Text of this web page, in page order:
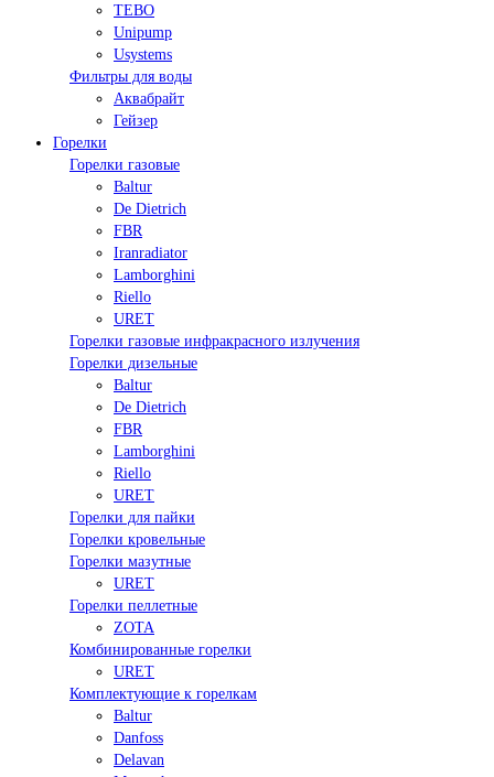
TEBO
Unipump
Usystems
Фильтры для воды
Аквабрайт
Гейзер
Горелки
Горелки газовые
Baltur
De Dietrich
FBR
Iranradiator
Lamborghini
Riello
URET
Горелки газовые инфракрасного излучения
Горелки дизельные
Baltur
De Dietrich
FBR
Lamborghini
Riello
URET
Горелки для пайки
Горелки кровельные
Горелки мазутные
URET
Горелки пеллетные
ZOTA
Комбинированные горелки
URET
Комплектующие к горелкам
Baltur
Danfoss
Delavan